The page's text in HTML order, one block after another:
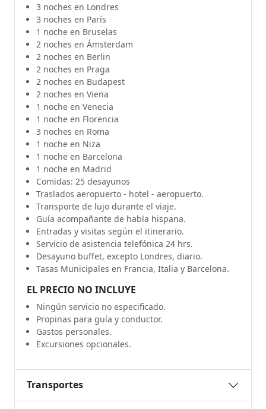
3 noches en Londres
3 noches en París
1 noche en Bruselas
2 noches en Ámsterdam
2 noches en Berlin
2 noches en Praga
2 noches en Budapest
2 noches en Viena
1 noche en Venecia
1 noche en Florencia
3 noches en Roma
1 noche en Niza
1 noche en Barcelona
1 noche en Madrid
Comidas: 25 desayunos
Traslados aeropuerto - hotel - aeropuerto.
Transporte de lujo durante el viaje.
Guía acompañante de habla hispana.
Entradas y visitas según el itinerario.
Servicio de asistencia telefónica 24 hrs.
Desayuno buffet, excepto Londres, diario.
Tasas Municipales en Francia, Italia y Barcelona.
EL PRECIO NO INCLUYE
Ningún servicio no especificado.
Propinas para guía y conductor.
Gastos personales.
Excursiones opcionales.
Transportes